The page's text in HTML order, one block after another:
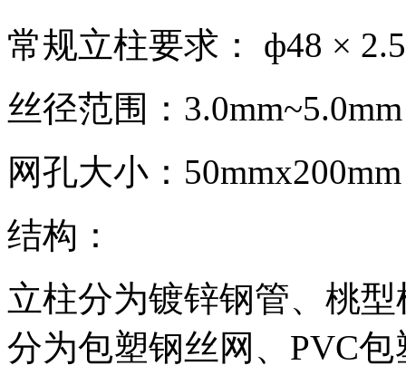
常规立柱要求： ф48 ×
丝径范围：3.0mm~5.0mm
网孔大小：
结构：
立柱分为镀锌钢管、桃
分为包塑钢丝网、PVC